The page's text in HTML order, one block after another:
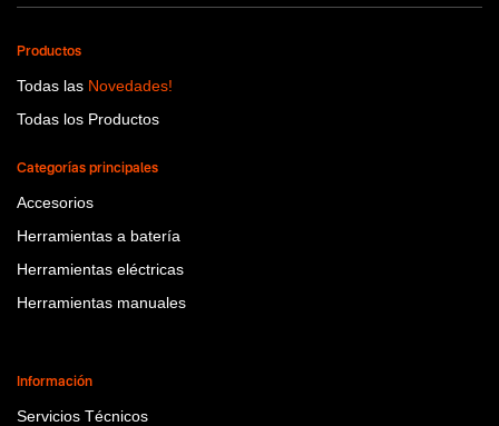
Productos
Todas las Novedades!
Todas los Productos
Categorías principales
Accesorios
Herramientas a batería
Herramientas eléctricas
Herramientas manuales
Información
Servicios Técnicos